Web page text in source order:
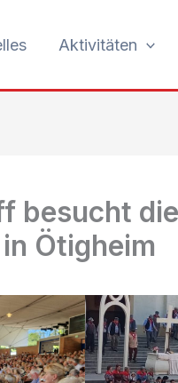
Aktivitäten
besucht die
Ötigheim